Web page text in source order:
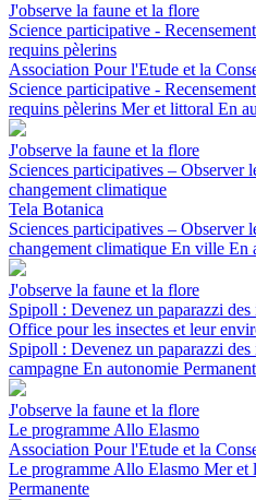
J'observe la faune et la flore
Science participative -
requins pèlerins
Association Pour l'Etude et la
Science participative -
requins pèlerins Mer et littoral En
J'observe la faune et la flore
Sciences participatives – Observer
changement climatique
Tela Botanica
Sciences participatives – Observer
changement climatique En ville En
J'observe la faune et la flore
Spipoll : Devenez un paparazzi
Office pour les insectes et leur
Spipoll : Devenez un paparazzi
campagne En autonomie
J'observe la faune et la flore
Le programme Allo Elasmo
Association Pour l'Etude et la
Le programme Allo Elasmo Mer et
Permanente